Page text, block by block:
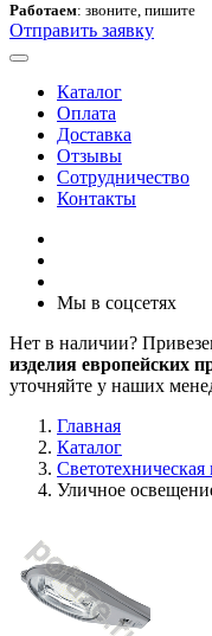
Работаем: звоните, пишите
Отправить заявку
Каталог
Оплата
Доставка
Отзывы
Сотрудничество
Контакты
Мы в соцсетях
Нет в наличии?
изделия европейских
уточняйте у наших
Главная
Каталог
Уличное